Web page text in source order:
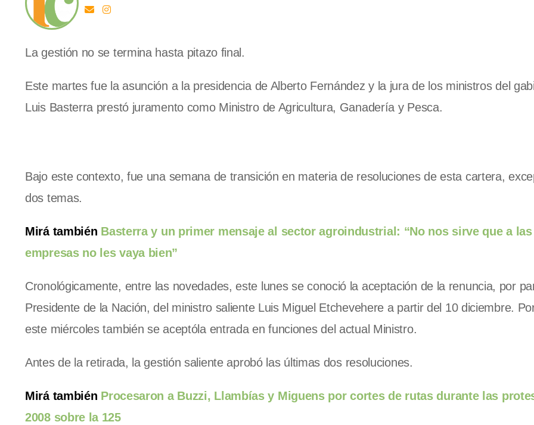
La gestión no se termina hasta pitazo final.
Este martes fue la asunción a la presidencia de Alberto Fernández y la jura de los ministros del
Luis Basterra prestó juramento como Ministro de Agricultura, Ganadería y Pesca.
Bajo este contexto, fue una semana de transición en materia de resoluciones de esta cartera,
dos temas.
Mirá también Basterra y un primer mensaje al sector agroindustrial: “No nos sirve que a las
empresas no les vaya bien”
Cronológicamente, entre las novedades, este lunes se conoció la aceptación de la renuncia, por
Presidente de la Nación, del ministro saliente Luis Miguel Etchevehere a partir del 10 diciembre.
este miércoles también se aceptóla entrada en funciones del actual Ministro.
Antes de la retirada, la gestión saliente aprobó las últimas dos resoluciones.
Mirá también Procesaron a Buzzi, Llambías y Miguens por cortes de rutas durante las
2008 sobre la 125